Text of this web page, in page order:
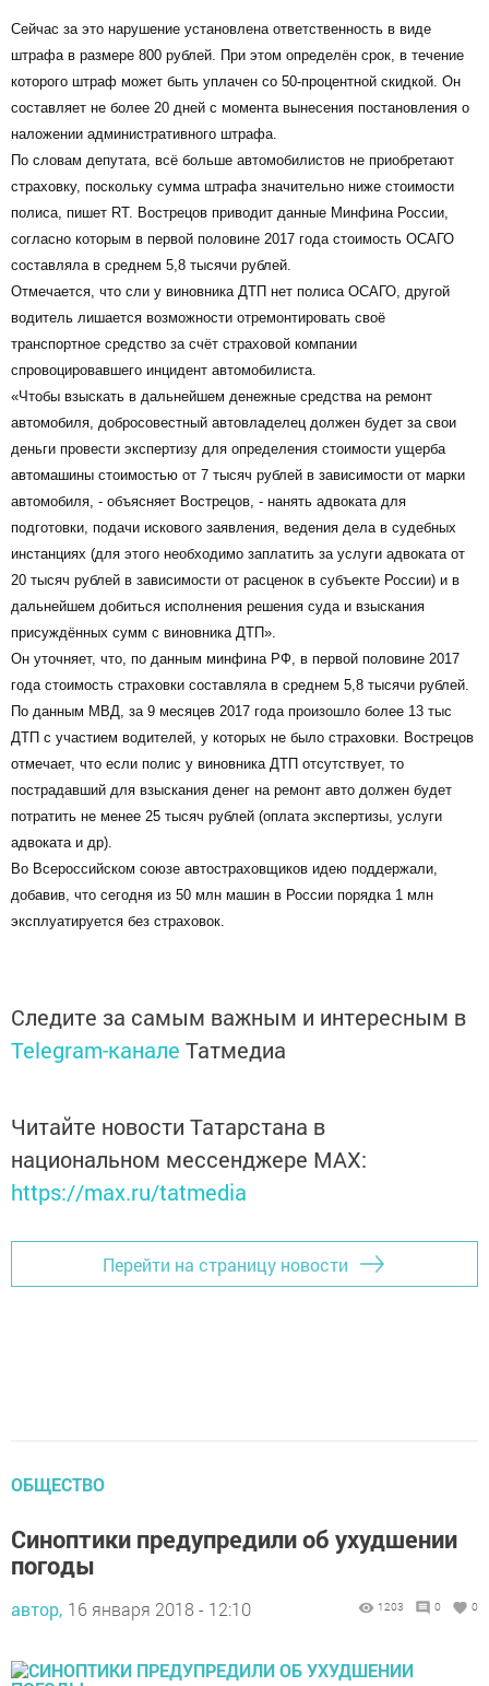
Сейчас за это нарушение установлена ответственность в виде
штрафа в размере 800 рублей. При этом определён срок, в течение
которого штраф может быть уплачен со 50-процентной скидкой. Он
составляет не более 20 дней с момента вынесения постановления о
наложении административного штрафа.
По словам депутата, всё больше автомобилистов не приобретают
страховку, поскольку сумма штрафа значительно ниже стоимости
полиса, пишет RT. Вострецов приводит данные Минфина России,
согласно которым в первой половине 2017 года стоимость ОСАГО
составляла в среднем 5,8 тысячи рублей.
Отмечается, что сли у виновника ДТП нет полиса ОСАГО, другой
водитель лишается возможности отремонтировать своё
транспортное средство за счёт страховой компании
спровоцировавшего инцидент автомобилиста.
«Чтобы взыскать в дальнейшем денежные средства на ремонт
автомобиля, добросовестный автовладелец должен будет за свои
деньги провести экспертизу для определения стоимости ущерба
автомашины стоимостью от 7 тысяч рублей в зависимости от марки
автомобиля, - объясняет Вострецов, - нанять адвоката для
подготовки, подачи искового заявления, ведения дела в судебных
инстанциях (для этого необходимо заплатить за услуги адвоката от
20 тысяч рублей в зависимости от расценок в субъекте России) и в
дальнейшем добиться исполнения решения суда и взыскания
присуждённых сумм с виновника ДТП».
Он уточняет, что, по данным минфина РФ, в первой половине 2017
года стоимость страховки составляла в среднем 5,8 тысячи рублей.
По данным МВД, за 9 месяцев 2017 года произошло более 13 тыс
ДТП с участием водителей, у которых не было страховки. Вострецов
отмечает, что если полис у виновника ДТП отсутствует, то
пострадавший для взыскания денег на ремонт авто должен будет
потратить не менее 25 тысяч рублей (оплата экспертизы, услуги
адвоката и др).
Во Всероссийском союзе автостраховщиков идею поддержали,
добавив, что сегодня из 50 млн машин в России порядка 1 млн
эксплуатируется без страховок.
Следите за самым важным и интересным в
Telegram-канале Татмедиа
Читайте новости Татарстана в
национальном мессенджере MАХ:
https://max.ru/tatmedia
Перейти на страницу новости
ОБЩЕСТВО
Синоптики предупредили об ухудшении
погоды
автор, 16 января 2018 - 12:10 1203 0 0